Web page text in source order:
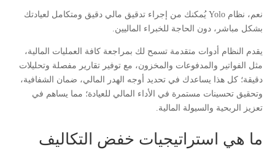
نعم، نظام Yolo يُمكنك من إجراء تدقيق مالي دقيق ومتكامل لعيادتك
بشكل مباشر، دون الحاجة للخبراء الماليين.
يقدم النظام أدوات متقدمة تسمح لك بمراجعة كافة العمليات المالية،
مثل الفواتير والمدفوعات والمخزون، مع توفير تقارير مفصلة وتحليلات
دقيقة؛ كل هذا يساعدك في تحديد أوجه الهدر المالي، ضمان الشفافية،
وتحقيق تحسينات مستمرة في الأداء المالي للعيادة؛ مما يساهم في
تعزيز الربحية والسيولة المالية.
ما هي استراتيجيات خفض التكاليف